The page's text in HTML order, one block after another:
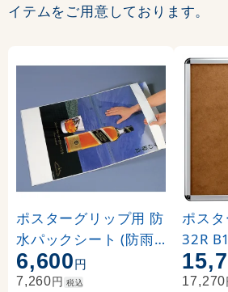
イテムをご用意しております。
ポスターグリップ用 防
水パックシート (防雨
仕様) B1
6,600円
7,260円 税込
ポス
32R
水パッ
角丸
17,270